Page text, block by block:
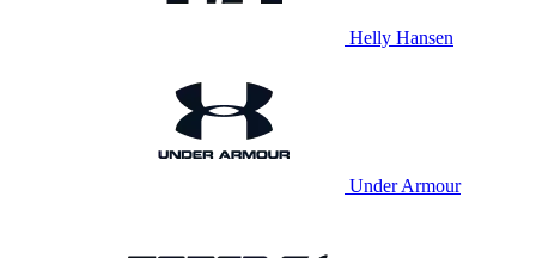
Helly Hansen
Under Armour